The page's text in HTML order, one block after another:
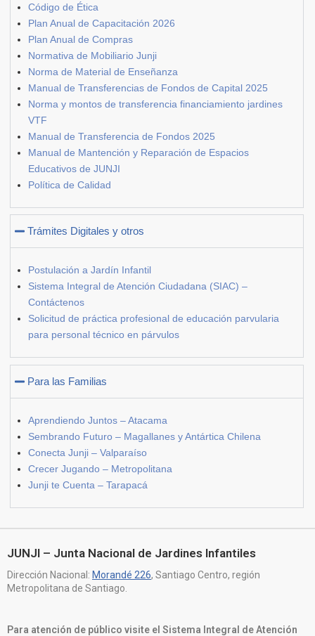
Código de Ética
Plan Anual de Capacitación 2026
Plan Anual de Compras
Normativa de Mobiliario Junji
Norma de Material de Enseñanza
Manual de Transferencias de Fondos de Capital 2025
Norma y montos de transferencia financiamiento jardines
VTF
Manual de Transferencia de Fondos 2025
Manual de Mantención y Reparación de Espacios
Educativos de JUNJI
Política de Calidad
Trámites Digitales y otros
Postulación a Jardín Infantil
Sistema Integral de Atención Ciudadana (SIAC) –
Contáctenos
Solicitud de práctica profesional de educación parvularia
para personal técnico en párvulos
Para las Familias
Aprendiendo Juntos – Atacama
Sembrando Futuro – Magallanes y Antártica Chilena
Conecta Junji – Valparaíso
Crecer Jugando – Metropolitana
Junji te Cuenta – Tarapacá
JUNJI – Junta Nacional de Jardines Infantiles
Dirección Nacional: Morandé 226, Santiago Centro, región
Metropolitana de Santiago.
Para atención de público visite el Sistema Integral de Atención